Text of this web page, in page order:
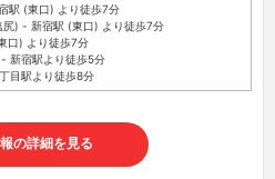
駅 (東口) より徒歩7分
尻) - 新宿駅 (東口) より徒歩7分
口) より徒歩7分
新宿駅より徒歩5分
目駅より徒歩8分
の詳細を見る